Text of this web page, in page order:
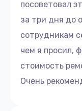
посоветовал
за три дня до
сотрудникам
чем я просил,
стоимость
Очень